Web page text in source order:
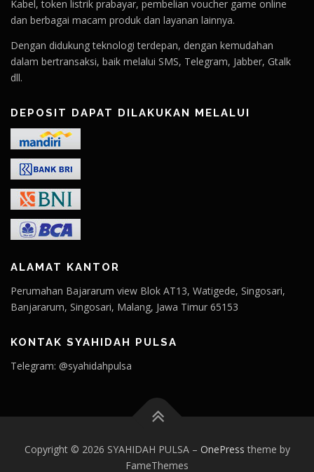
Kabel, token listrik prabayar, pembelian voucher game online
dan berbagai macam produk dan layanan lainnya.
Dengan didukung teknologi terdepan, dengan kemudahan
dalam bertransaksi, baik melalui SMS, Telegram, Jabber, Gtalk
dll.
DEPOSIT DAPAT DILAKUKAN MELALUI
ALAMAT KANTOR
Perumahan Bajararum view Blok AT13, Watigede, Singosari,
Banjararum, Singosari, Malang, Jawa Timur 65153
KONTAK SYAHIDAH PULSA
Telegram: @syahidahpulsa
Copyright © 2026 SYAHIDAH PULSA – OnePress theme by
FameThemes